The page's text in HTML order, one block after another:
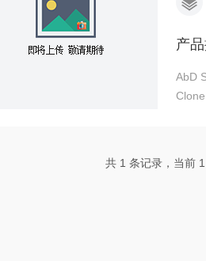
产
AbD
共 1 条记录，当前